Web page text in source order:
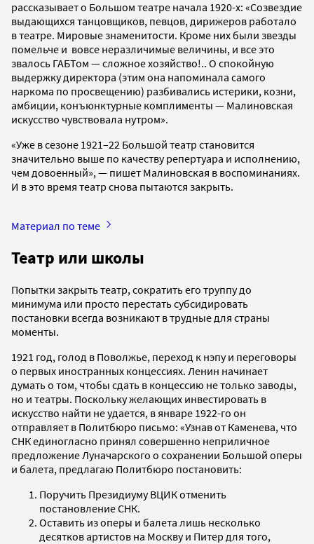
рассказывает о Большом театре начала 1920-х: «Созвездие
выдающихся танцовщиков, певцов, дирижеров работало
в театре. Мировые знаменитости. Кроме них были звезды
помельче и вовсе неразличимые величины, и все это
звалось ГАБТом — сложное хозяйство!.. О спокойную
выдержку директора (этим она напоминала самого
наркома по просвещению) разбивались истерики, козни,
амбиции, конъюнктурные комплименты — Малиновская
искусство чувствовала нутром».
«Уже в сезоне 1921–22 Большой театр становится
значительно выше по качеству репертуара и исполнению,
чем довоенный», — пишет Малиновская в воспоминаниях.
И в это время театр снова пытаются закрыть.
Материал по теме
Театр или школы
Попытки закрыть театр, сократить его труппу до
минимума или просто перестать субсидировать
постановки всегда возникают в трудные для страны
моменты.
1921 год, голод в Поволжье, переход к нэпу и переговоры
о первых иностранных концессиях. Ленин начинает
думать о том, чтобы сдать в концессию не только заводы,
но и театры. Поскольку желающих инвестировать в
искусство найти не удается, в январе 1922-го он
отправляет в Политбюро письмо: «Узнав от Каменева, что
СНК единогласно принял совершенно неприличное
предложение Луначарского о сохранении Большой оперы
и балета, предлагаю Политбюро постановить:
Поручить Президиуму ВЦИК отменить
постановление СНК.
Оставить из оперы и балета лишь несколько
десятков артистов на Москву и Питер для того,